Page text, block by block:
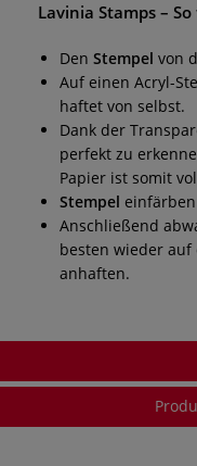
Lavinia Stamps –
Den Stempel von
Auf einen Acryl-
haftet von selbst.
Dank der
perfekt zu
Papier ist somit
Stempel
Anschließend
besten wieder
anhaften.